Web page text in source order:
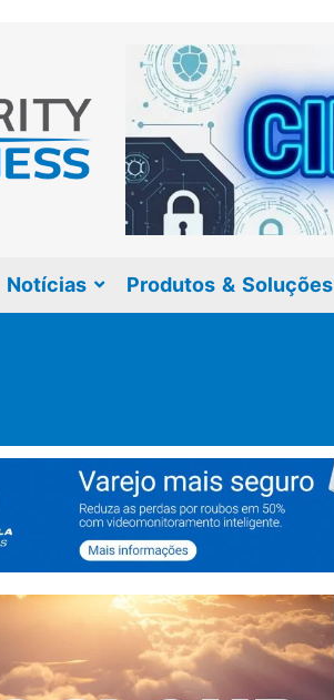
Notícias Produtos & Soluções